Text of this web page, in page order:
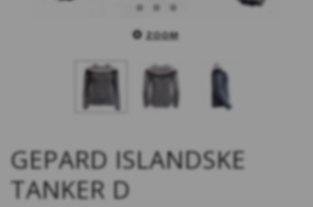
ZOOM
GEPARD ISLANDSKE
TANKER D